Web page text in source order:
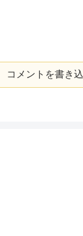
コメントを書き